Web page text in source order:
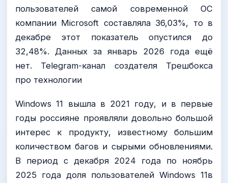
пользователей самой современной ОС
компании Microsoft составляла 36,03%, то в
декабре этот показатель опустился до
32,48%. Данных за январь 2026 года ещё
нет. Telegram-канал создателя Трешбокса
про технологии
Windows 11 вышла в 2021 году, и в первые
годы россияне проявляли довольно большой
интерес к продукту, известному большим
количеством багов и сырыми обновлениями.
В период с декабря 2024 года по ноябрь
2025 года доля пользователей Windows 11в